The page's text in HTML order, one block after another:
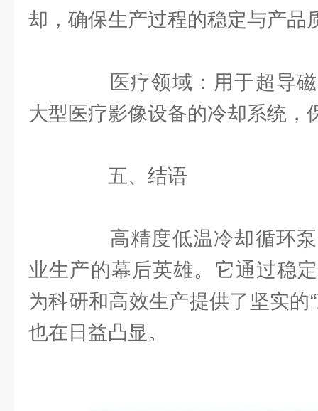
却，确保生产过程的稳定与产品
医疗领域：用于超导磁
大型医疗影像设备的冷却系统，
五、结语
高精度低温冷却循环泵
业生产的幕后英雄。它通过稳
为科研和高效生产提供了坚实的
也在日益凸显。